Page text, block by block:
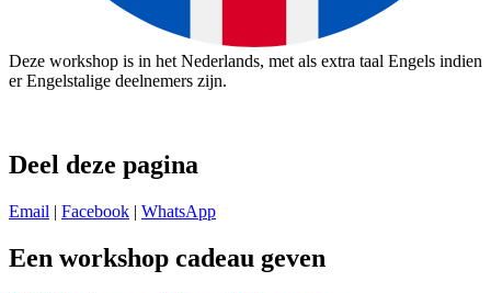
Deze workshop is in het Nederlands, met als extra taal Engels indien
er Engelstalige deelnemers zijn.
Deel deze pagina
Email | Facebook | WhatsApp
Een workshop cadeau geven